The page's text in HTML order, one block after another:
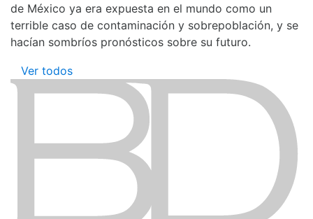
de México ya era expuesta en el mundo como un
terrible caso de contaminación y sobrepoblación, y se
hacían sombríos pronósticos sobre su futuro.
Ver todos